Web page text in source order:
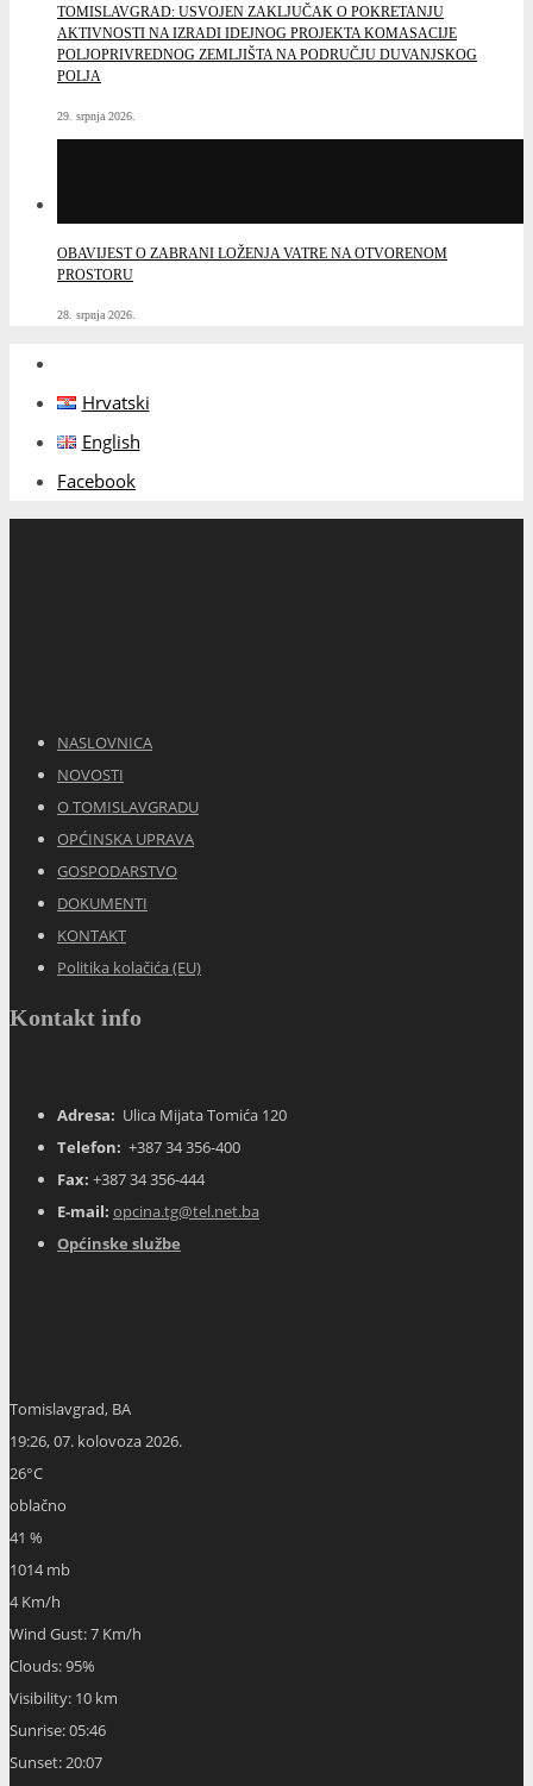
TOMISLAVGRAD: USVOJEN ZAKLJUČAK O POKRETANJU
AKTIVNOSTI NA IZRADI IDEJNOG PROJEKTA KOMASACIJE
POLJOPRIVREDNOG ZEMLJIŠTA NA PODRUČJU DUVANJSKOG
POLJA
29. srpnja 2026.
OBAVIJEST O ZABRANI LOŽENJA VATRE NA OTVORENOM
PROSTORU
28. srpnja 2026.
Hrvatski
English
Facebook
NASLOVNICA
NOVOSTI
O TOMISLAVGRADU
OPĆINSKA UPRAVA
GOSPODARSTVO
DOKUMENTI
KONTAKT
Politika kolačića (EU)
Kontakt info
Adresa: Ulica Mijata Tomića 120
Telefon: +387 34 356-400
Fax: +387 34 356-444
E-mail: opcina.tg@tel.net.ba
Općinske službe
Tomislavgrad, BA
19:26,07. kolovoza 2026.
26°C
oblačno
41 %
1014 mb
4 Km/h
Wind Gust:7 Km/h
Clouds:95%
Visibility: 10 km
Sunrise:05:46
Sunset:20:07